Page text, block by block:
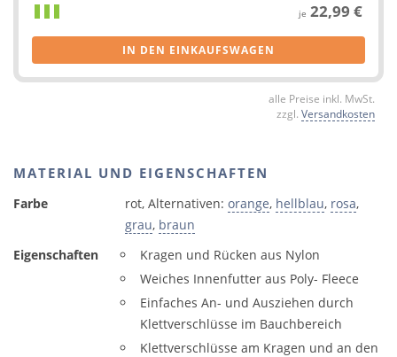
je 22,99 €
IN DEN EINKAUFSWAGEN
alle Preise inkl. MwSt.
zzgl. Versandkosten
MATERIAL UND EIGENSCHAFTEN
Farbe rot, Alternativen: orange, hellblau, rosa,
grau, braun
Eigenschaften
Kragen und Rücken aus Nylon
Weiches Innenfutter aus Poly- Fleece
Einfaches An- und Ausziehen durch
Klettverschlüsse im Bauchbereich
Klettverschlüsse am Kragen und an den